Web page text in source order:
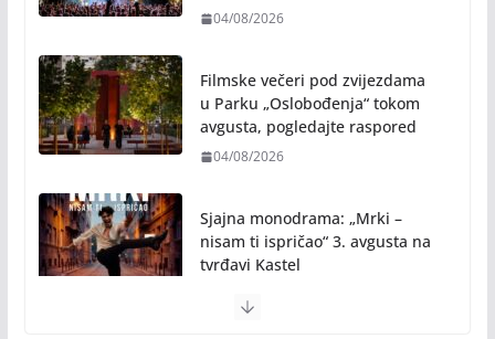
04/08/2026
Filmske večeri pod zvijezdama
u Parku „Oslobođenja“ tokom
avgusta, pogledajte raspored
04/08/2026
Sjajna monodrama: „Mrki –
nisam ti ispričao“ 3. avgusta na
tvrđavi Kastel